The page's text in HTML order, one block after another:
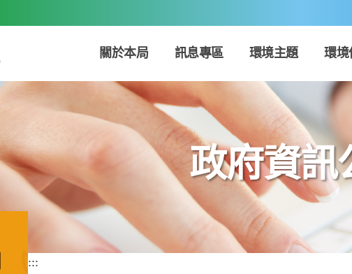
關於本局 訊息專區 環境主題 環境
政府資訊
:::